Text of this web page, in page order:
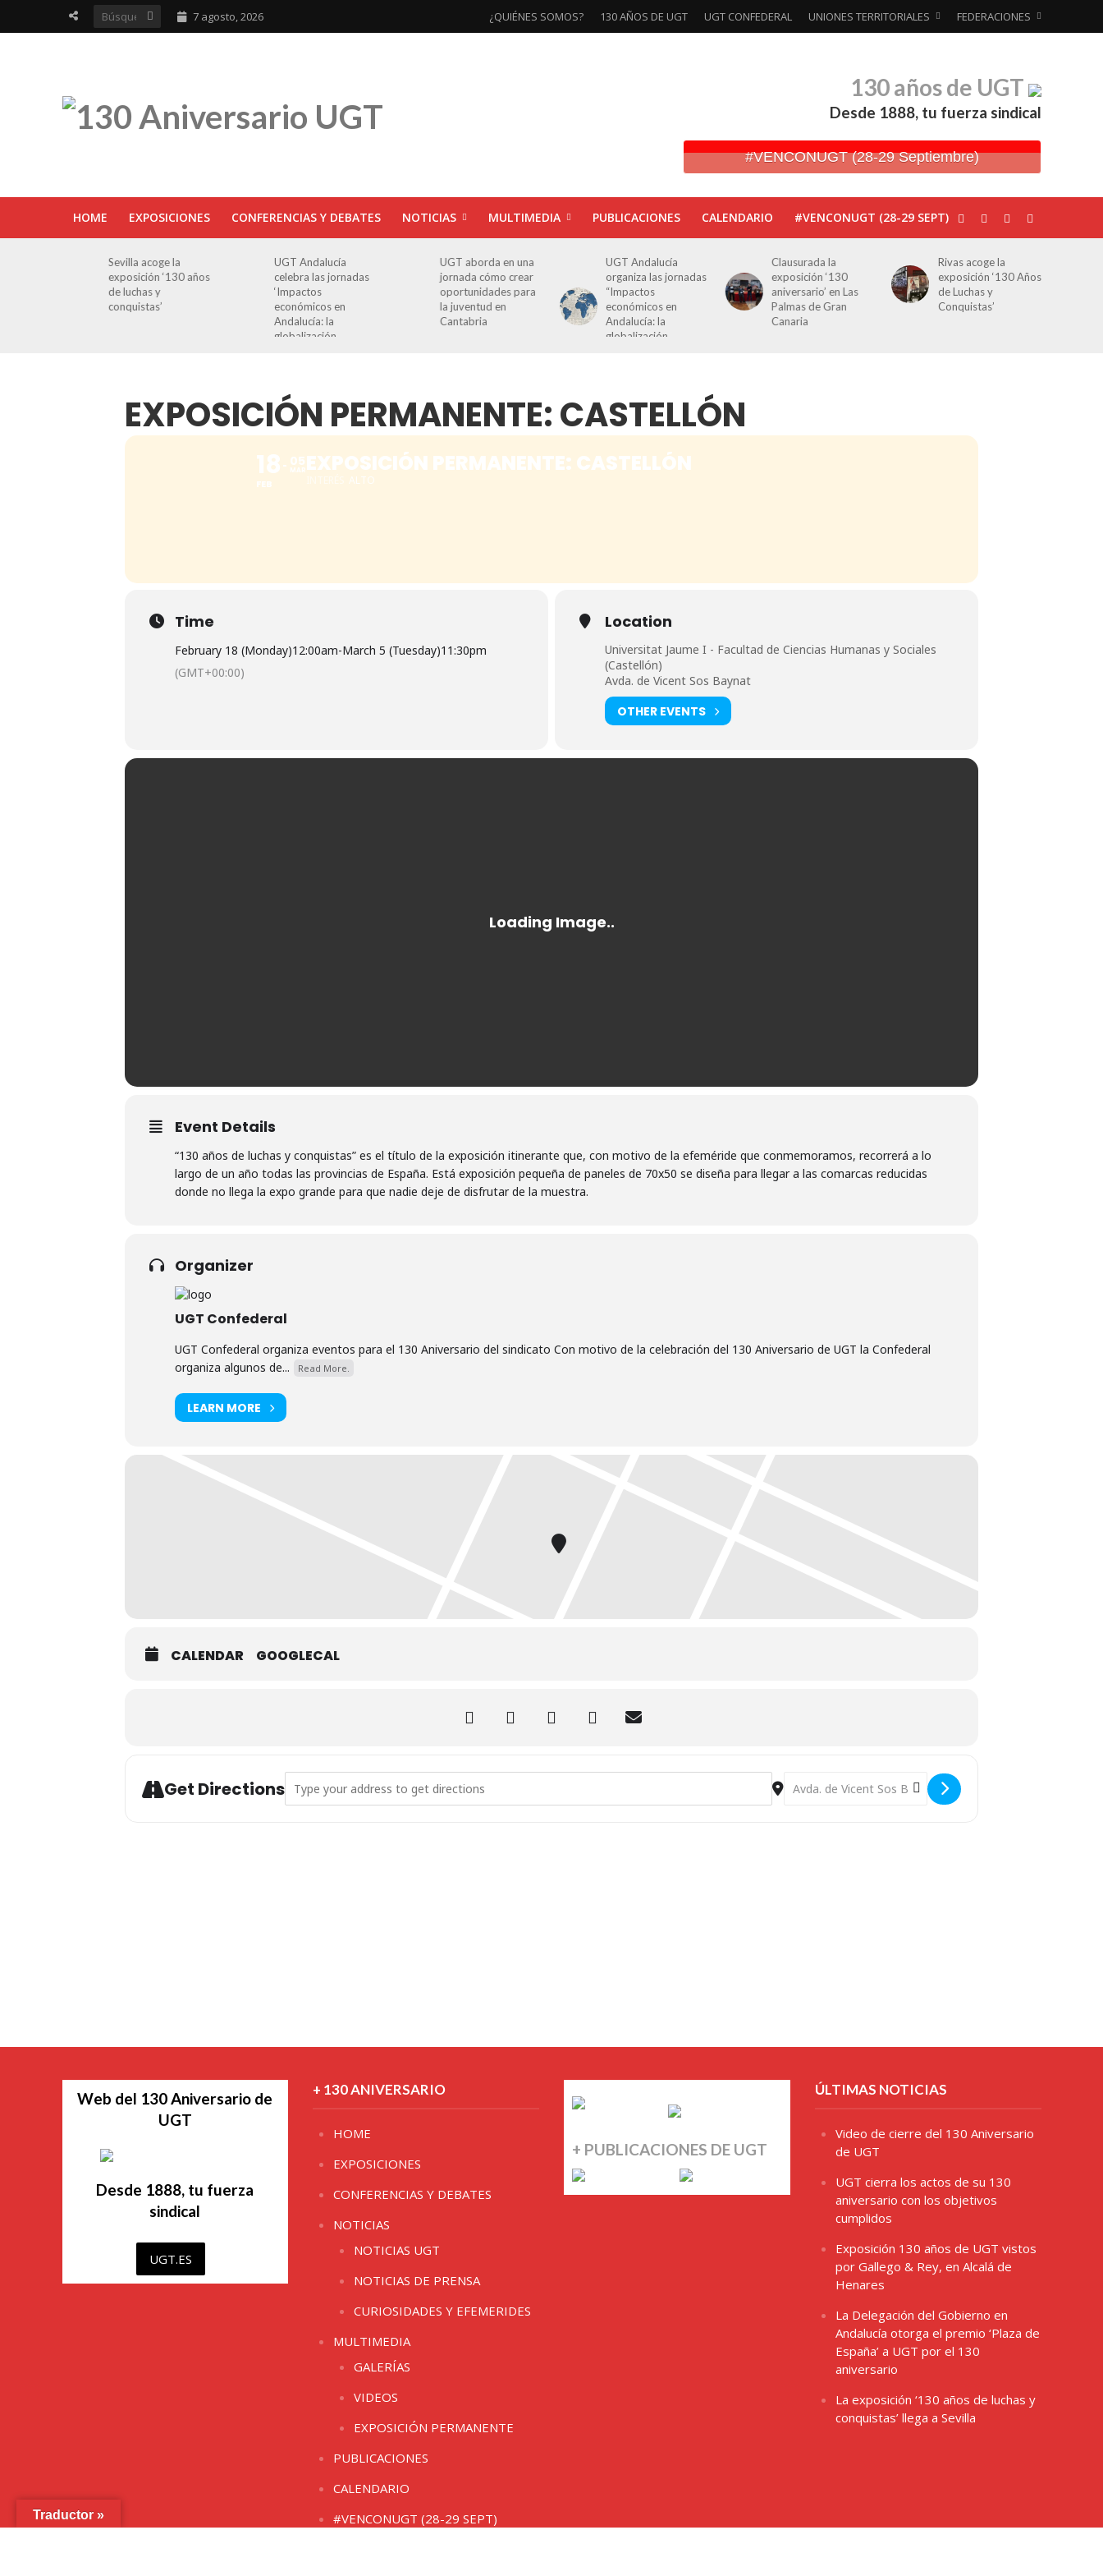
7 agosto, 2026 ¿QUIÉNES SOMOS? 130 AÑOS DE UGT UGT CONFEDERAL UNIONES TERRITORIALES FEDERACIONES
130 años de UGT
Desde 1888, tu fuerza sindical
#VENCONUGT (28-29 Septiembre)
HOME EXPOSICIONES CONFERENCIAS Y DEBATES NOTICIAS MULTIMEDIA PUBLICACIONES CALENDARIO #VENCONUGT (28-29 SEPT)
Sevilla acoge la
exposición ‘130 años
de luchas y
conquistas’
UGT Andalucía
celebra las jornadas
‘Impactos
económicos en
Andalucía: la
globalización
UGT aborda en una
jornada cómo crear
oportunidades para
la juventud en
Cantabria
UGT Andalucía
organiza las jornadas
“Impactos
económicos en
Andalucía: la
globalización
Clausurada la
exposición ‘130
aniversario’ en Las
Palmas de Gran
Canaria
Rivas acoge la
exposición ‘130 Años
de Luchas y
Conquistas’
EXPOSICIÓN PERMANENTE: CASTELLÓN
18
FEB
05
MAREXPOSICIÓN PERMANENTE: CASTELLÓN
ALTO
Time
February 18 (Monday)12:00am-March 5 (Tuesday)11:30pm
(GMT+00:00)
Location
Universitat Jaume I - Facultad de Ciencias Humanas y Sociales
(Castellón)
Avda. de Vicent Sos Baynat
OTHER EVENTS
Event Details
“130 años de luchas y conquistas” es el título de la exposición itinerante que, con motivo de la efeméride que conmemoramos, recorrerá a lo
largo de un año todas las provincias de España. Está exposición pequeña de paneles de 70x50 se diseña para llegar a las comarcas reducidas
donde no llega la expo grande para que nadie deje de disfrutar de la muestra.
Organizer
UGT Confederal
UGT Confederal organiza eventos para el 130 Aniversario del sindicato Con motivo de la celebración del 130 Aniversario de UGT la Confederal
organiza algunos de...
Read More.
LEARN MORE
CALENDAR GOOGLECAL
Get Directions Destination Address - Exposición Permanente: Castellón []
Web del 130 Aniversario de
UGT
Desde 1888, tu fuerza
sindical
UGT.ES
+ 130 ANIVERSARIO
HOME
EXPOSICIONES
CONFERENCIAS Y DEBATES
NOTICIAS
NOTICIAS UGT
NOTICIAS DE PRENSA
CURIOSIDADES Y EFEMERIDES
MULTIMEDIA
GALERÍAS
VIDEOS
EXPOSICIÓN PERMANENTE
PUBLICACIONES
CALENDARIO
#VENCONUGT (28-29 SEPT)
+ PUBLICACIONES DE UGT
ÚLTIMAS NOTICIAS
Video de cierre del 130 Aniversario
de UGT
UGT cierra los actos de su 130
aniversario con los objetivos
cumplidos
Exposición 130 años de UGT vistos
por Gallego & Rey, en Alcalá de
Henares
La Delegación del Gobierno en
Andalucía otorga el premio ‘Plaza de
España’ a UGT por el 130
aniversario
La exposición ‘130 años de luchas y
conquistas’ llega a Sevilla
Traductor »